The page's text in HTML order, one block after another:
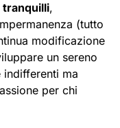
tranquilli,
(tutto
modificazione
un sereno
indifferenti ma
per chi